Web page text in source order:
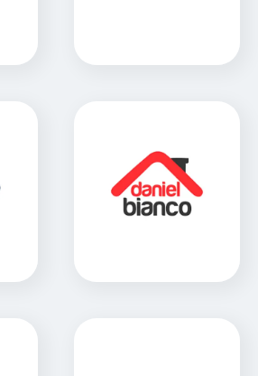
Bianco Hogar
Sitio Web